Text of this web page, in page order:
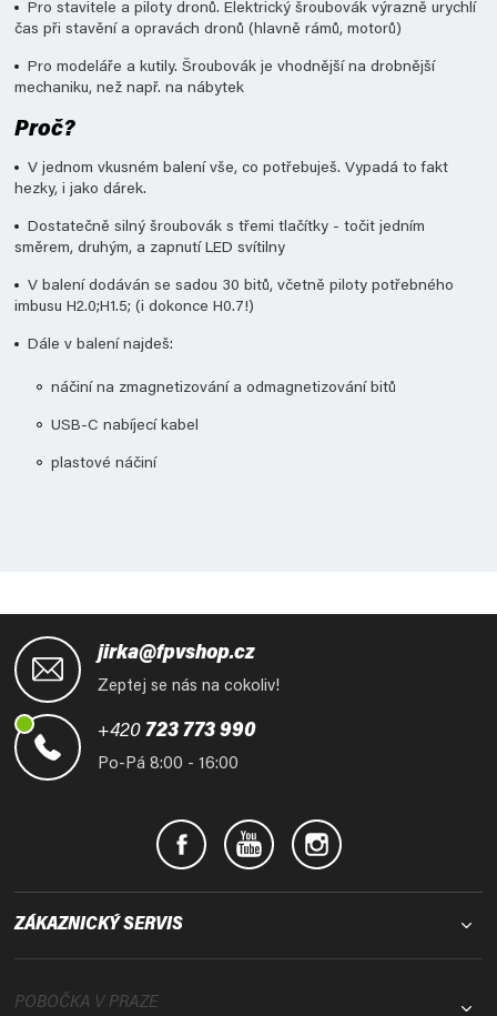
Pro stavitele a piloty dronů. Elektrický šroubovák výrazně urychlí
čas při stavění a opravách dronů (hlavně rámů, motorů)
Pro modeláře a kutily. Šroubovák je vhodnější na drobnější
mechaniku, než např. na nábytek
Proč?
V jednom vkusném balení vše, co potřebuješ. Vypadá to fakt
hezky, i jako dárek.
Dostatečně silný šroubovák s třemi tlačítky - točit jedním
směrem, druhým, a zapnutí LED svítilny
V balení dodáván se sadou 30 bitů, včetně piloty potřebného
imbusu H2.0;H1.5; (i dokonce H0.7!)
Dále v balení najdeš:
náčiní na zmagnetizování a odmagnetizování bitů
USB-C nabíjecí kabel
plastové náčiní
jirka@fpvshop.cz
Zeptej se nás na cokoliv!
+420 723 773 990
Po-Pá 8:00 - 16:00
ZÁKAZNICKÝ SERVIS
POBOČKA V PRAZE